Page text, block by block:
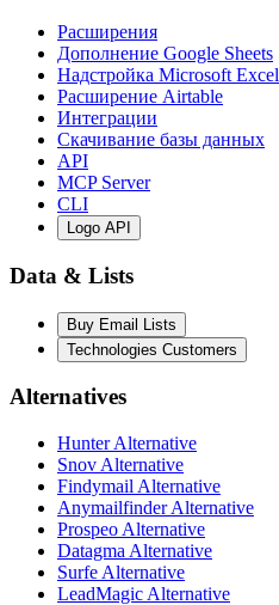
Расширения
Дополнение Google Sheets
Надстройка Microsoft Excel
Расширение Airtable
Интеграции
Скачивание базы данных
API
MCP Server
CLI
Logo API
Data & Lists
Buy Email Lists
Technologies Customers
Alternatives
Hunter Alternative
Snov Alternative
Findymail Alternative
Anymailfinder Alternative
Prospeo Alternative
Datagma Alternative
Surfe Alternative
LeadMagic Alternative